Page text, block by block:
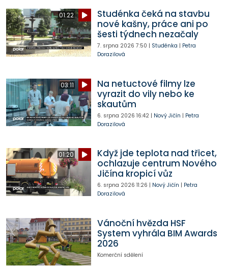
01:22
Studénka čeká na stavbu
nové kašny, práce ani po
šesti týdnech nezačaly
7. srpna 2026 7:50 | Studénka | Petra
Dorazilová
03:11
Na netuctové filmy lze
vyrazit do vily nebo ke
skautům
6. srpna 2026 16:42| Nový Jičín | Petra
Dorazilová
01:20
Když jde teplota nad třicet,
ochlazuje centrum Nového
Jičína kropicí vůz
6. srpna 2026 11:26 | Nový Jičín | Petra
Dorazilová
Vánoční hvězda HSF
System vyhrála BIM Awards
2026
Komerční sdělení